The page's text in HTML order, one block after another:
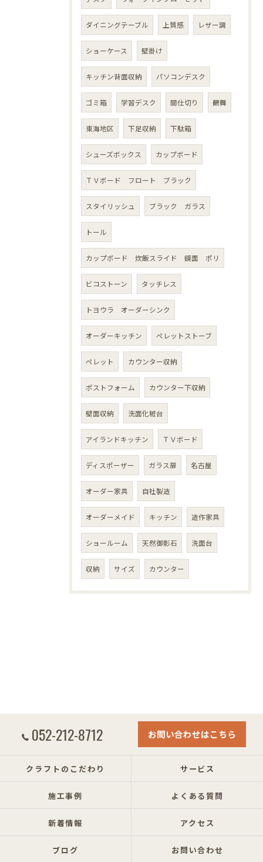
ダイニングテーブル 上質感 レザー調
ショーケース 壁掛け
キッチン背面収納 パソコンデスク
ゴミ箱 学習デスク 間仕切り 鶴舞
東海地区 下足収納 下駄箱
シューズボックス カップボード
ＴＶボード フロート ブラック
スタイリッシュ ブラック ガラス
トール
カップボード 炊飯スライド 鏡面 ポリ
ビコストーン タッチレス
トヨウラ オーダーシンク
オーダーキッチン ペレットストーブ
ペレット カウンター収納
ポストフォーム カウンター下収納
壁面収納 洗面化粧台
アイランドキッチン ＴＶボード
ディスポーザー ガラス扉 名古屋
オーダー家具 自社製造
オーダーメイド キッチン 造作家具
ショールーム 天然御影石 洗面台
収納 サイズ カウンター
052-212-8712 お問い合わせはこちら
クラフトのこだわり サービス
施工事例 よくある質問
新着情報 アクセス
ブログ お問い合わせ